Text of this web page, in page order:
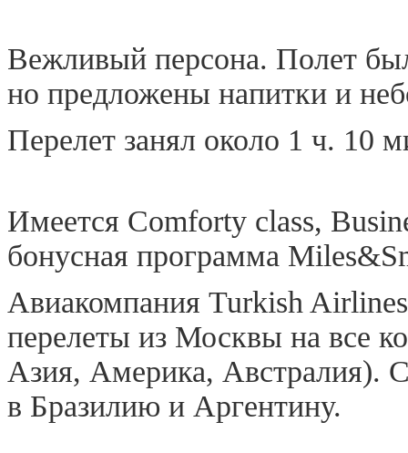
Вежливый персона. Полет
но предложены напитки и
Перелет занял около 1 ч. 10
Имеется Comforty class,
бонусная программа
Авиакомпания Turkish
перелеты из Москвы на все
Азия, Америка, Австралия).
в Бразилию и Аргентину.